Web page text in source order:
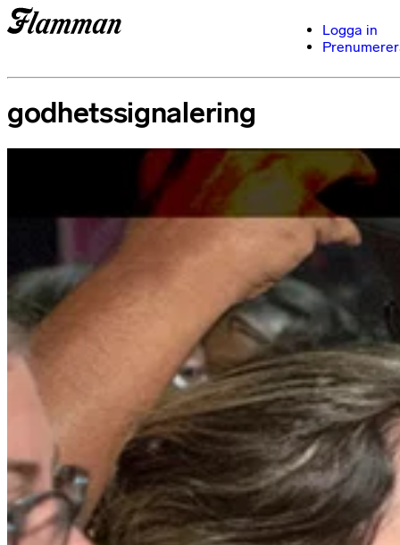
Logga in
godhetssignalering